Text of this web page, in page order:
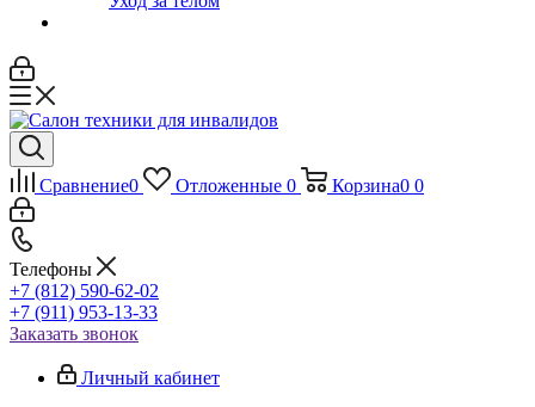
Сравнение0 Отложенные 0 Корзина0 0
Телефоны
+7 (812) 590-62-02
+7 (911) 953-13-33
Заказать звонок
Личный кабинет